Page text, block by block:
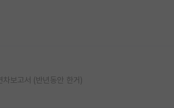
차보고서 (반년동안 한거)